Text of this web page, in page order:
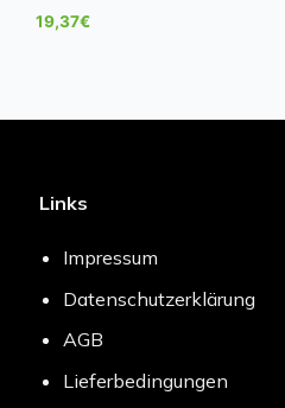
19,37€
Links
Impressum
Datenschutzerklärung
AGB
Lieferbedingungen